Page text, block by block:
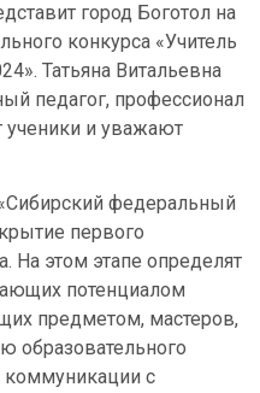
город Боготол на
конкурса «Учитель
Татьяна Витальевна
педагог, профессионал
ученики и уважают
федеральный
первого
На этом этапе определят
потенциалом
предметом, мастеров,
образовательного
коммуникации с